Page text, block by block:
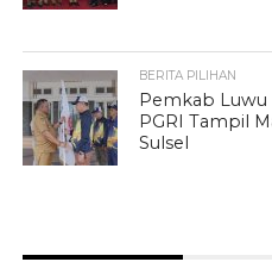
BERITA PILIHAN
Pemkab
PGRI Tampil
Sulsel